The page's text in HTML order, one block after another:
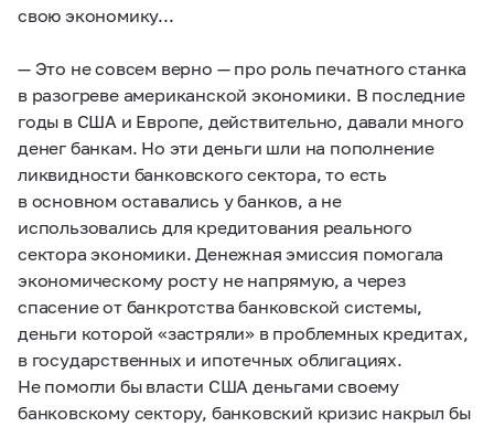
свою экономику...
— Это не совсем верно — про роль печатного станка
в разогреве американской экономики. В последние
годы в США и Европе, действительно, давали много
денег банкам. Но эти деньги шли на пополнение
ликвидности банковского сектора, то есть
в основном оставались у банков, а не
использовались для кредитования реального
сектора экономики. Денежная эмиссия помогала
экономическому росту не напрямую, а через
спасение от банкротства банковской системы,
деньги которой «застряли» в проблемных кредитах,
в государственных и ипотечных облигациях.
Не помогли бы власти США деньгами своему
банковскому сектору, банковский кризис накрыл бы